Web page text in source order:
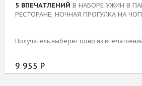
5 ВПЕЧАТЛЕНИЙ В НАБОРЕ УЖИН В
РЕСТОРАНЕ, НОЧНАЯ ПРОГУЛКА НА
Получатель выберет одно из
9 955 Р